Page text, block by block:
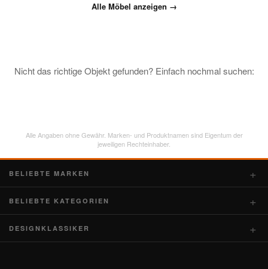
Alle Möbel anzeigen →
Nicht das richtige Objekt gefunden? Einfach nochmal suchen:
Alle Angaben ohne Gewähr. Marken- und Produktnamen sind Eigentum der
jeweiligen Rechteinhaber.
BELIEBTE MARKEN
BELIEBTE KATEGORIEN
DESIGNKLASSIKER